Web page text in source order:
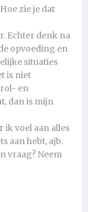
zie je dat
Echter denk na
opvoeding en
situaties
is niet
en
dan is mijn
ik voel aan alles
aan hebt, ajb.
vraag? Neem